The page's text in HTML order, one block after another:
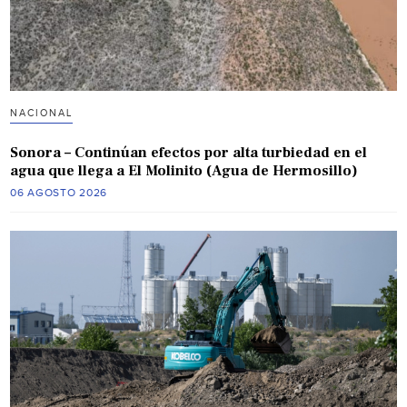
NACIONAL
Sonora – Continúan efectos por alta turbiedad en el
agua que llega a El Molinito (Agua de Hermosillo)
06 AGOSTO 2026